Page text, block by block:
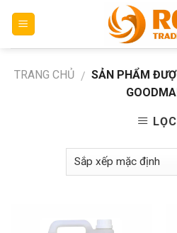
TRANG CHỦ / SẢN PHẨM
LỌC